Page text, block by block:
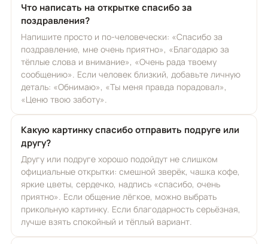
Что написать на открытке спасибо за
поздравления?
Напишите просто и по-человечески: «Спасибо за
поздравление, мне очень приятно», «Благодарю за
тёплые слова и внимание», «Очень рада твоему
сообщению». Если человек близкий, добавьте личную
деталь: «Обнимаю», «Ты меня правда порадовал»,
«Ценю твою заботу».
Какую картинку спасибо отправить подруге или
другу?
Другу или подруге хорошо подойдут не слишком
официальные открытки: смешной зверёк, чашка кофе,
яркие цветы, сердечко, надпись «спасибо, очень
приятно». Если общение лёгкое, можно выбрать
прикольную картинку. Если благодарность серьёзная,
лучше взять спокойный и тёплый вариант.